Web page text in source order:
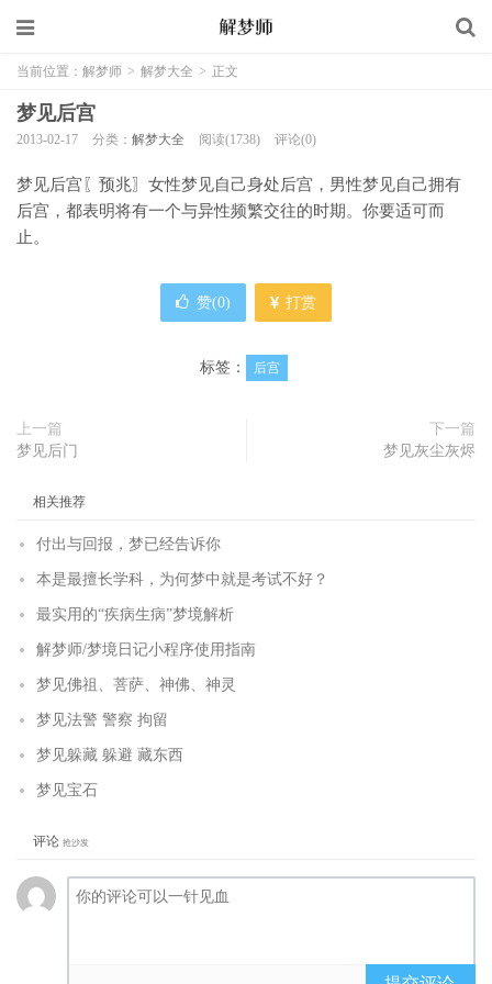
当前位置： 解梦师 > 解梦大全 > 正文
梦见后宫
2013-02-17 分类： 解梦大全 阅读(1738) 评论(0)
梦见后宫〖预兆〗女性梦见自己身处后宫，男性梦见自己拥有
后宫，都表明将有一个与异性频繁交往的时期。你要适可而
止。
赞(0) 打赏
标签： 后宫
上一篇
梦见后门
下一篇
梦见灰尘灰烬
相关推荐
付出与回报，梦已经告诉你
本是最擅长学科，为何梦中就是考试不好？
最实用的“疾病生病”梦境解析
解梦师/梦境日记小程序使用指南
梦见佛祖、菩萨、神佛、神灵
梦见法警 警察 拘留
梦见躲藏 躲避 藏东西
梦见宝石
评论 抢沙发